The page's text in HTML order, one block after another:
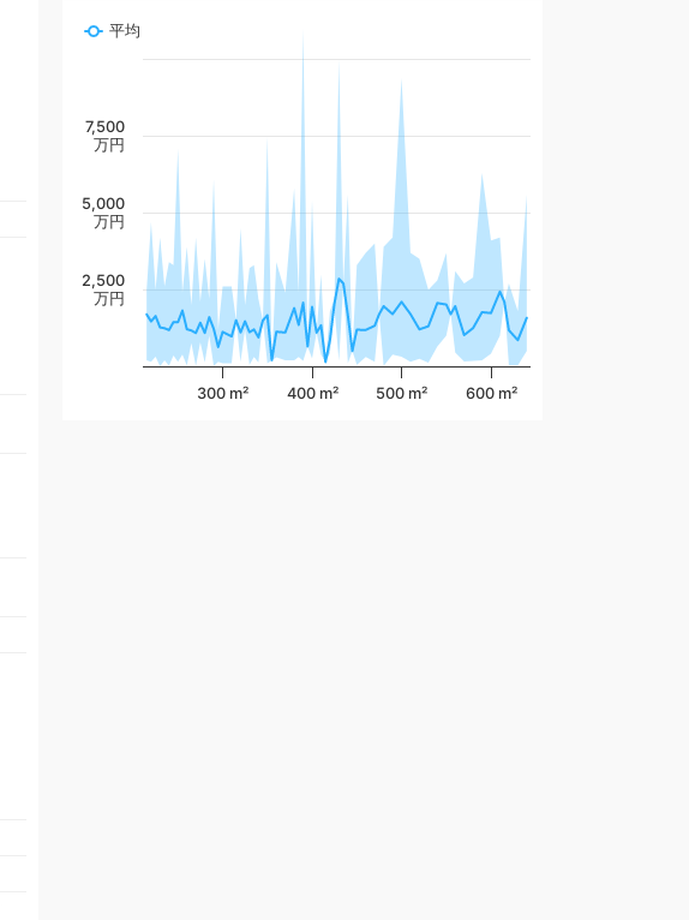
平均
300 m² 400 m² 500 m² 600 m²
2,500
万円
5,000
万円
7,500
万円